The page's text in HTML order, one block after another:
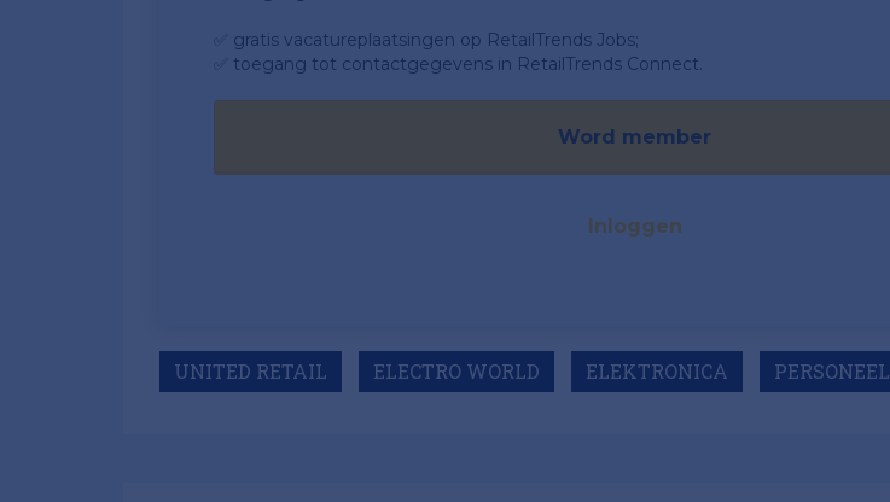
✅ gratis vacatureplaatsingen op RetailTrends Jobs;
✅ toegang tot contactgegevens in RetailTrends Connect.
Word member
Inloggen
UNITED RETAIL ELECTRO WORLD ELEKTRONICA PERSONEEL